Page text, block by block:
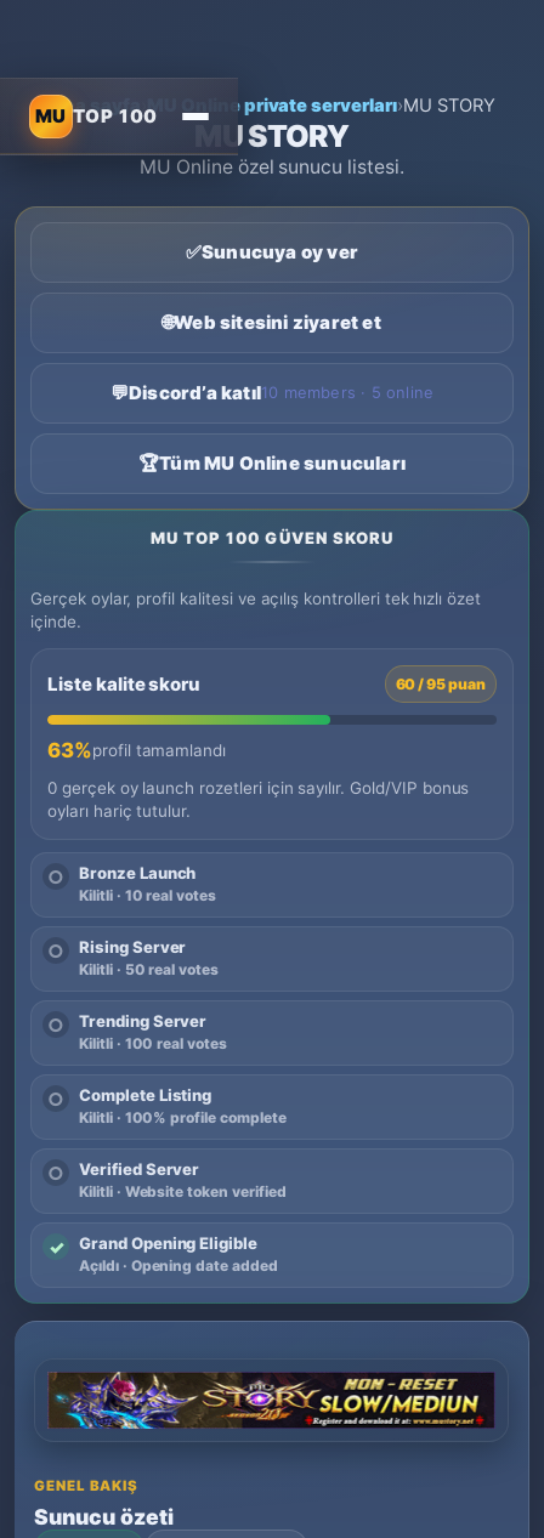
MU TOP 100
Ana sayfa ›MU Online private serverları›MU STORY
MU STORY
MU Online özel sunucu listesi.
✅Sunucuya oy ver
🌐Web sitesini ziyaret et
💬Discord’a katıl10 members · 5 online
🏆Tüm MU Online sunucuları
MU TOP 100 GÜVEN SKORU
Gerçek oylar, profil kalitesi ve açılış kontrolleri tek hızlı özet
içinde.
Liste kalite skoru 60 / 95 puan
63%profil tamamlandı
0 gerçek oy launch rozetleri için sayılır. Gold/VIP bonus
oyları hariç tutulur.
○ Bronze Launch
Kilitli · 10 real votes
○ Rising Server
Kilitli · 50 real votes
○ Trending Server
Kilitli · 100 real votes
○ Complete Listing
Kilitli · 100% profile complete
○ Verified Server
Kilitli · Website token verified
✓ Grand Opening Eligible
Açıldı · Opening date added
GENEL BAKIŞ
Sunucu özeti